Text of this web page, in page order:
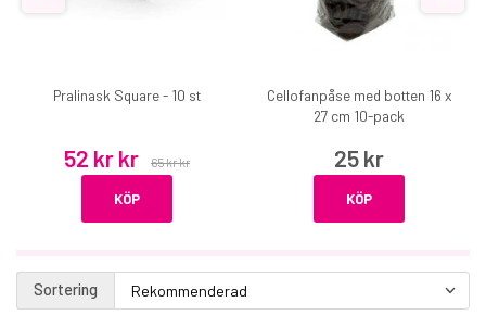
Pralinask Square - 10 st
52 kr kr 65 kr kr
KÖP
Cellofanpåse med botten 16 x
27 cm 10-pack
25 kr
KÖP
Sortering